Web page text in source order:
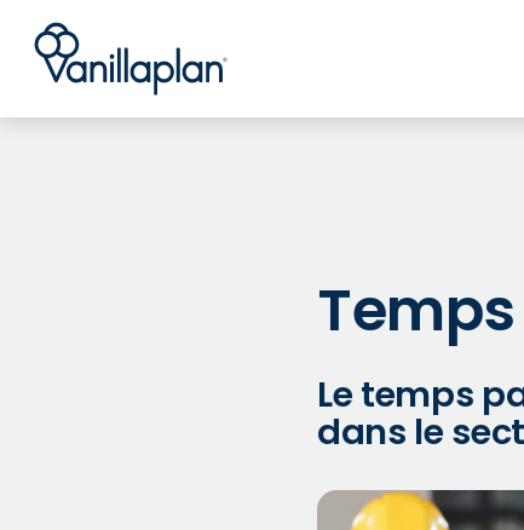
®
Le temps
dans le